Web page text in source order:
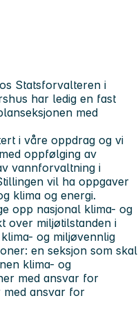
Statsforvalteren i
har ledig en fast
med
i våre oppdrag og vi
oppfølging av
vannforvaltning i
vil ha oppgaver
klima og energi.
opp nasjonal klima- og
over miljøtilstanden i
og miljøvennlig
en seksjon som skal
klima- og
med ansvar for
ansvar for